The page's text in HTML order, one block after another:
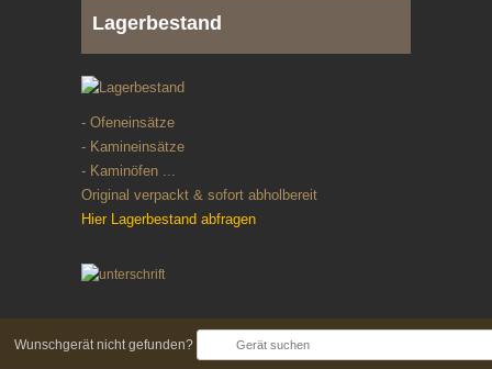
Lagerbestand
- Ofeneinsätze
- Kamineinsätze
- Kaminöfen ...
Original verpackt & sofort abholbereit
Hier Lagerbestand abfragen
Wunschgerät nicht gefunden?